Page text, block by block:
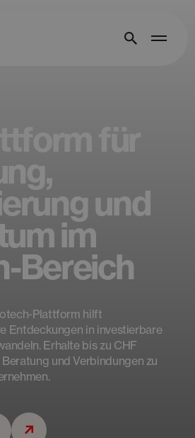
und
im
Bereich
Plattform hilft
Entdeckungen in investierbare
Erhalte bis zu CHF
und Verbindungen zu